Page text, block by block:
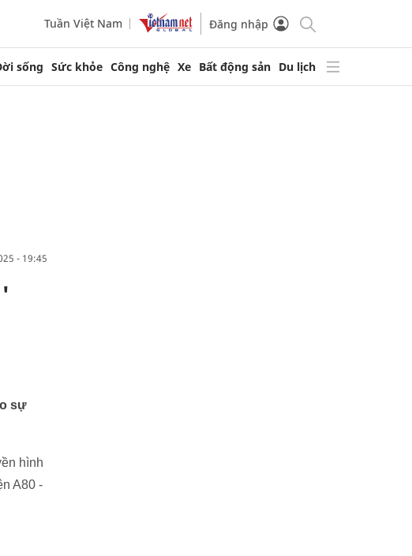
Tuần Việt Nam Đăng nhập
sống Sức khỏe Công nghệ Xe Bất động sản Du lịch
- 19:45
sự
hình
A80 -